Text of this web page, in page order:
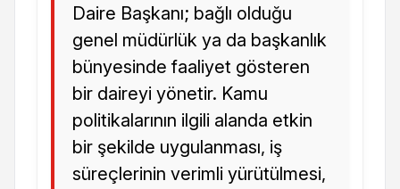
Daire Başkanı; bağlı olduğu
genel müdürlük ya da başkanlık
bünyesinde faaliyet gösteren
bir daireyi yönetir. Kamu
politikalarının ilgili alanda etkin
bir şekilde uygulanması, iş
süreçlerinin verimli yürütülmesi,